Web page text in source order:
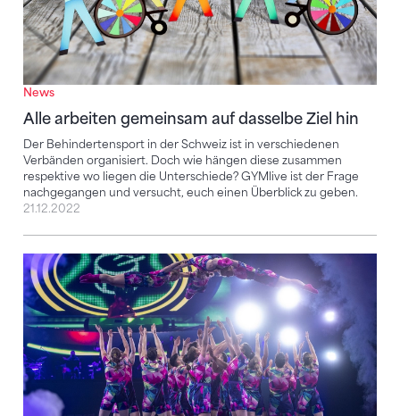
News
Alle arbeiten gemeinsam auf dasselbe Ziel hin
Der Behindertensport in der Schweiz ist in verschiedenen
Verbänden organisiert. Doch wie hängen diese zusammen
respektive wo liegen die Unterschiede? GYMlive ist der Frage
nachgegangen und versucht, euch einen Überblick zu geben.
21.12.2022
Aus der Reihe tanzen als Erfolgsrezept